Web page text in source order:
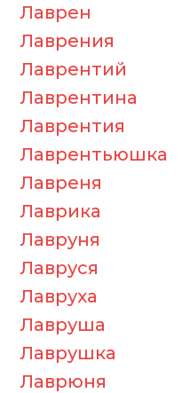
Лаврен
Лаврения
Лаврентий
Лаврентина
Лаврентия
Лаврентьюшка
Лавреня
Лаврика
Лавруня
Лавруся
Лавруха
Лавруша
Лаврушка
Лаврюня